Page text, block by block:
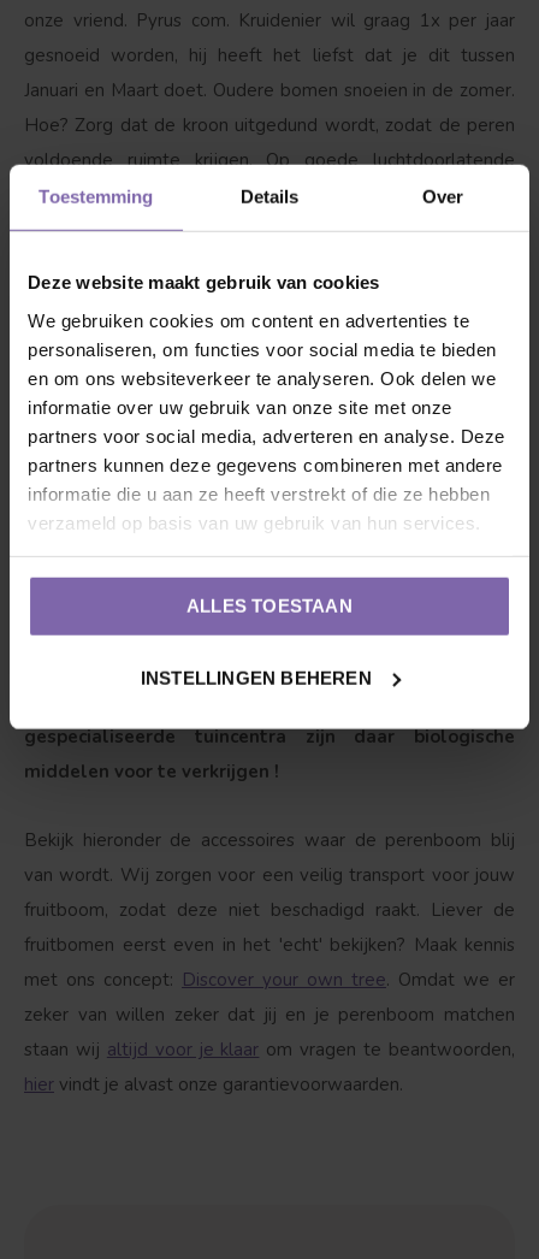
Toestemming Details Over
Deze website maakt gebruik van cookies
We gebruiken cookies om content en advertenties te
personaliseren, om functies voor social media te bieden
en om ons websiteverkeer te analyseren. Ook delen we
informatie over uw gebruik van onze site met onze
partners voor social media, adverteren en analyse. Deze
partners kunnen deze gegevens combineren met andere
informatie die u aan ze heeft verstrekt of die ze hebben
verzameld op basis van uw gebruik van hun services.
ALLES TOESTAAN
INSTELLINGEN BEHEREN
onze vriend. Pyrus com. Kruidenier wil graag 1x per jaar
gesnoeid worden, hij heeft het liefst dat je dit tussen
Januari en Maart doet. Oudere bomen snoeien in de zomer.
Hoe? Zorg dat de kroon uitgedund wordt, zodat de peren
voldoende ruimte krijgen. Op goede luchtdoorlatende
grond groeit deze perenboom het best.
dat de perenboom water krijgt, maar wel pas zodra onze
vriend bladeren begint te krijgen. Met 1 tot 2 emmers
water per week wordt hij blij, als het boven de 25 graden
wordt drinkt hij graag tussen de 3-4 emmers water per
week. Boven 35 graden elke dag minimaal 1 emmer water
in de avond en als het mogelijk is over de bladeren
sproeien. Let op; perenbomen houden niet van natte
Goed om te weten
Deze vriend is wel wat gevoelig voor o.a. meeldauw,
gespecialiseerde tuincentra zijn daar biologische
middelen voor te verkrijgen !
Bekijk hieronder de accessoires waar de perenboom blij
van wordt. Wij zorgen voor een veilig transport voor jouw
fruitboom, zodat deze niet beschadigd raakt. Liever de
fruitbomen eerst even in het 'echt' bekijken? Maak kennis
met ons concept: Discover your own tree. Omdat we er
zeker van willen zeker dat jij en je perenboom matchen
staan wij altijd voor je klaar om vragen te beantwoorden,
hier vindt je alvast onze garantievoorwaarden.